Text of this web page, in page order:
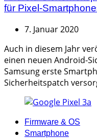
für Pixel-
7. Januar 2020
Auch in diesem Jahr
einen neuen Android-
Samsung erste
Sicherheitspatch
Categories
Firmware & OS
Smartphone